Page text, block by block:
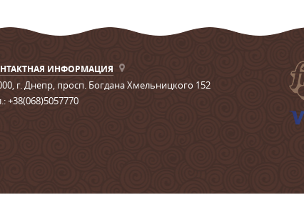
ИНФОРМАЦИЯ
г. Днепр, просп. Богдана Хмельницкого 152
+38(068)5057770